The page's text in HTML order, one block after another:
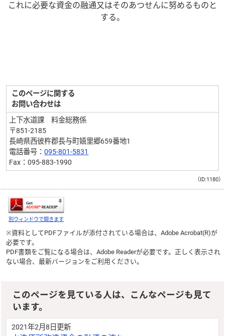
これに必要な資金の融通又はそのあつせんに努めるものと
する。
このページに関する
お問い合わせは
上下水道課 料金総務係
〒851-2185
長崎県西彼杵郡長与町嬉里郷659番地1
電話番号：095-801-5831
Fax：095-883-1990
（ID:1180）
別ウィンドウで開きます
※資料としてPDFファイルが添付されている場合は、Adobe Acrobat(R)が
必要です。
PDF書類をご覧になる場合は、Adobe Readerが必要です。正しく表示され
ない場合、最新バージョンをご利用ください。
このページを見ている人は、こんなページも見て
います。
2021年2月8日更新